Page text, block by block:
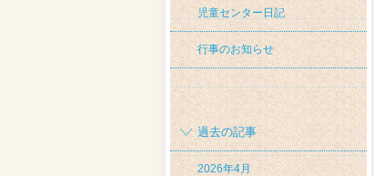
児童センター日記
行事のお知らせ
過去の記事
2026年4月